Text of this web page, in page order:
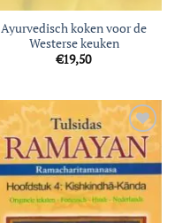
Ayurvedisch koken voor de
Westerse keuken
€19,50
Toevoegen
aan
verlanglijst